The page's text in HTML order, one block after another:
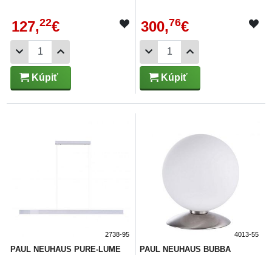
127,22€
Kúpiť
300,76€
Kúpiť
2738-95
PAUL NEUHAUS PURE-LUME
4013-55
PAUL NEUHAUS BUBBA